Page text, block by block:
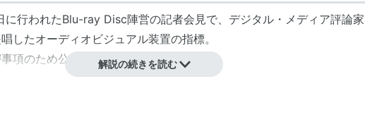
行われたBlu-ray Disc陣営の記者会見で、デジタル・メディア評論家
したオーディオビジュアル装置の指標。
項のため公表されていない。
解説の続きを読む